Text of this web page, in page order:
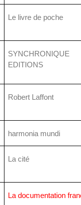
Le livre de poche
SYNCHRONIQUE
EDITIONS
Robert Laffont
harmonia mundi
La cité
La documentation